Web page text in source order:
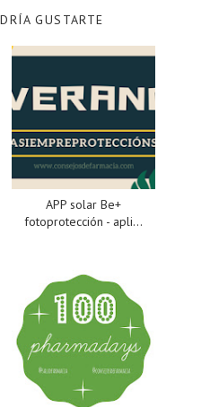
GUSTARTE
APP solar Be+
fotoprotección - apli...